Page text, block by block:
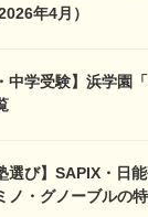
年4月）
中学受験】浜学園
選び】SAPIX・日
ノ・グノーブルの